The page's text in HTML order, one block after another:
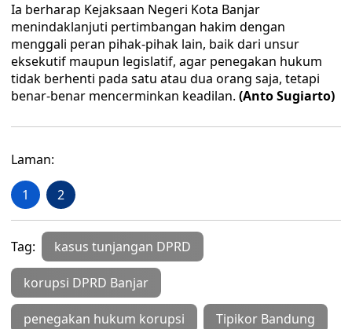
Ia berharap Kejaksaan Negeri Kota Banjar
menindaklanjuti pertimbangan hakim dengan
menggali peran pihak-pihak lain, baik dari unsur
eksekutif maupun legislatif, agar penegakan hukum
tidak berhenti pada satu atau dua orang saja, tetapi
benar-benar mencerminkan keadilan. (Anto Sugiarto)
Laman:
1 2
Tag: kasus tunjangan DPRD
korupsi DPRD Banjar
penegakan hukum korupsi Tipikor Bandung